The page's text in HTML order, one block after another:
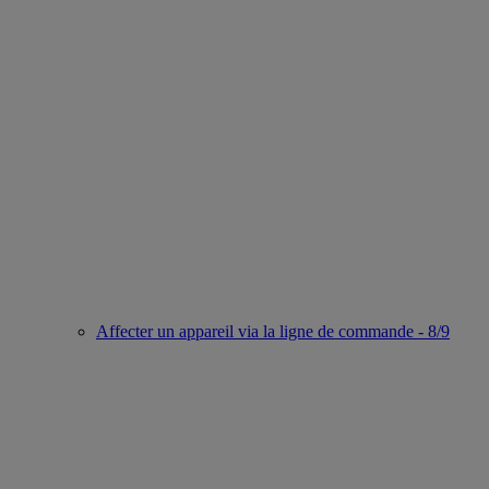
Affecter un appareil via la ligne de commande - 8/9